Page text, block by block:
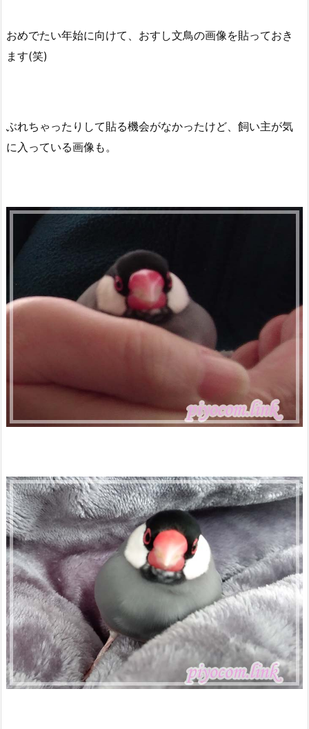
おめでたい年始に向けて、おすし文鳥の画像を貼っておき
ます(笑)
ぶれちゃったりして貼る機会がなかったけど、飼い主が気
に入っている画像も。